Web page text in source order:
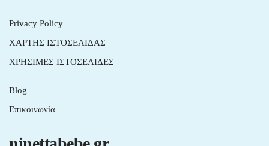
Privacy Policy
ΧΑΡΤΗΣ ΙΣΤΟΣΕΛΙΔΑΣ
ΧΡΗΣΙΜΕΣ ΙΣΤΟΣΕΛΙΔΕΣ
Blog
Επικοινωνία